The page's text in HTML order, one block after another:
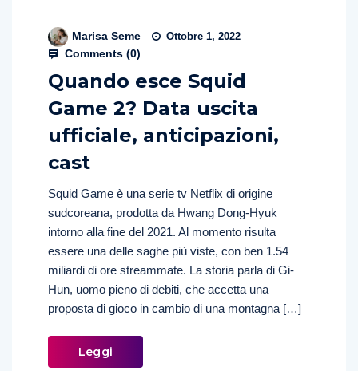
Marisa Seme Ottobre 1, 2022
Comments (0)
Quando esce Squid
Game 2? Data uscita
ufficiale, anticipazioni,
cast
Squid Game è una serie tv Netflix di origine
sudcoreana, prodotta da Hwang Dong-Hyuk
intorno alla fine del 2021. Al momento risulta
essere una delle saghe più viste, con ben 1.54
miliardi di ore streammate. La storia parla di Gi-
Hun, uomo pieno di debiti, che accetta una
proposta di gioco in cambio di una montagna […]
Leggi